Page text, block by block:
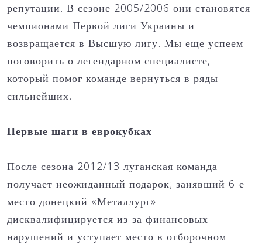
репутации. В сезоне 2005/2006 они становятся
чемпионами Первой лиги Украины и
возвращается в Высшую лигу. Мы еще успеем
поговорить о легендарном специалисте,
который помог команде вернуться в ряды
сильнейших.
Первые шаги в еврокубках
После сезона 2012/13 луганская команда
получает неожиданный подарок; занявший 6-е
место донецкий «Металлург»
дисквалифицируется из-за финансовых
нарушений и уступает место в отборочном